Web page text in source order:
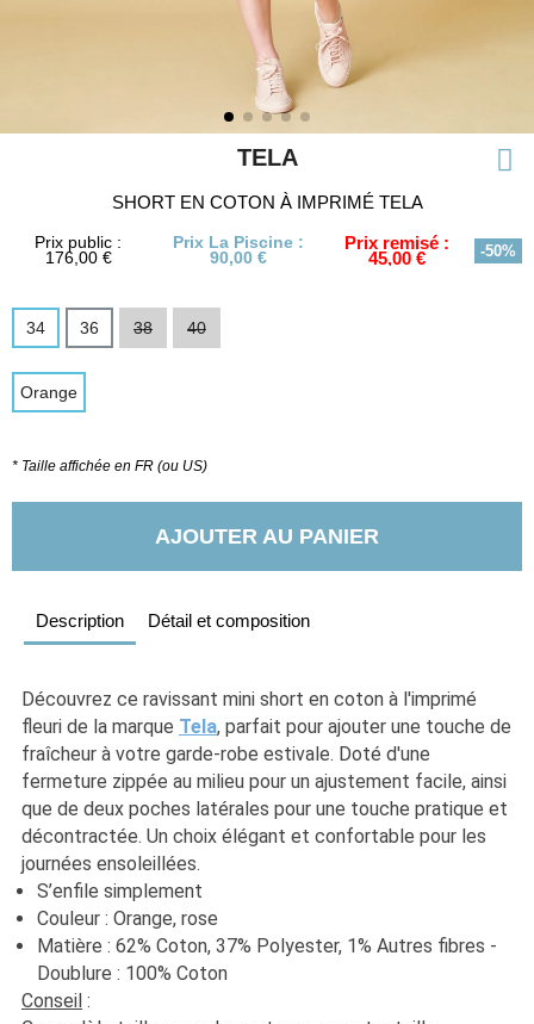
TELA
SHORT EN COTON À IMPRIMÉ TELA
Prix public :
176,00 €
Prix La Piscine :
90,00 €
Prix remisé :
45,00 € -50%
34 36 38 40
Orange
* Taille affichée en FR (ou US)
AJOUTER AU PANIER
Description Détail et composition
Découvrez ce ravissant mini short en coton à l'imprimé
fleuri de la marque Tela, parfait pour ajouter une touche de
fraîcheur à votre garde-robe estivale. Doté d'une
fermeture zippée au milieu pour un ajustement facile, ainsi
que de deux poches latérales pour une touche pratique et
décontractée. Un choix élégant et confortable pour les
journées ensoleillées.
S’enfile simplement
Couleur : Orange, rose
Matière : 62% Coton, 37% Polyester, 1% Autres fibres -
Doublure : 100% Coton
Conseil :